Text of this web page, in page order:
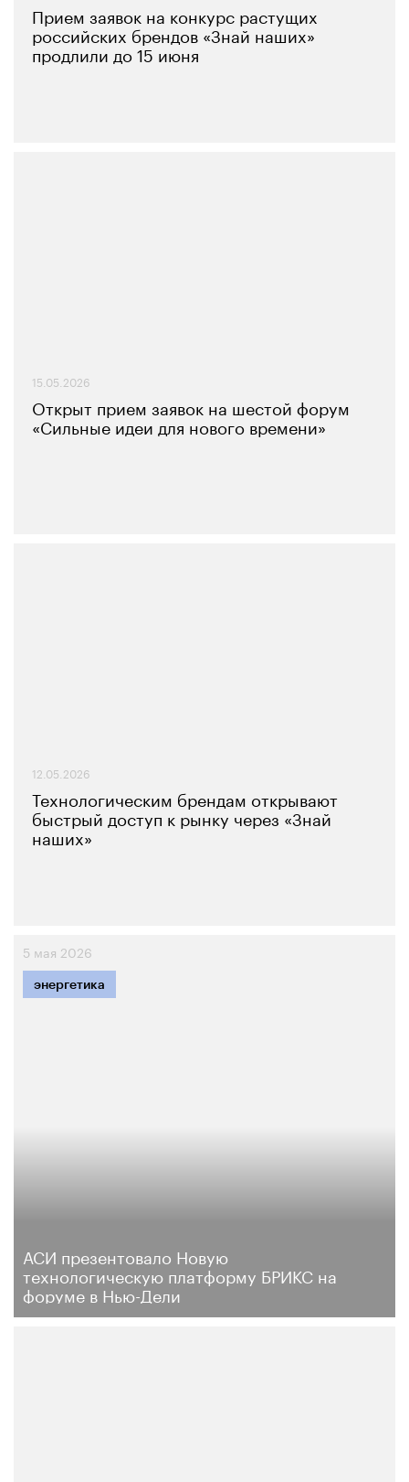
Прием заявок на конкурс растущих
российских брендов «Знай наших»
продлили до 15 июня
15.05.2026
Открыт прием заявок на шестой форум
«Сильные идеи для нового времени»
12.05.2026
Технологическим брендам открывают
быстрый доступ к рынку через «Знай
наших»
5 мая 2026
АСИ презентовало Новую
технологическую платформу БРИКС на
форуме в Нью-Дели
энергетика